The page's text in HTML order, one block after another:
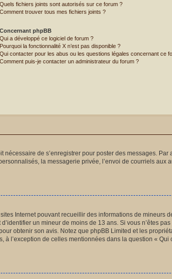
Quels fichiers joints sont autorisés sur ce forum ?
Comment trouver tous mes fichiers joints ?
Concernant phpBB
Qui a développé ce logiciel de forum ?
Pourquoi la fonctionnalité X n’est pas disponible ?
Qui contacter pour les abus ou les questions légales concernant ce
Comment puis-je contacter un administrateur du forum ?
de s’enregistrer pour poster des messages. Par
la messagerie privée, l’envoi de courriels aux
Internet pouvant recueillir des informations de mineurs
un mineur de moins de 13 ans. Si vous n’êtes pas
obtenir son avis. Notez que phpBB Limited et les
l’exception de celles mentionnées dans la question « Qui